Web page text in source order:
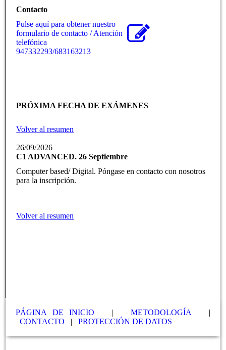
Contacto
Pulse aquí para obtener nuestro
formulario de contacto / Atención
telefónica
947332293/683163213
PRÓXIMA FECHA DE EXÁMENES
Volver al resumen
26/09/2026
C1 ADVANCED. 26 Septiembre
Computer based/ Digital. Póngase en contacto con nosotros
para la inscripción.
Volver al resumen
PÁGINA DE INICIO | METODOLOGÍA |
CONTACTO |PROTECCIÓN DE DATOS